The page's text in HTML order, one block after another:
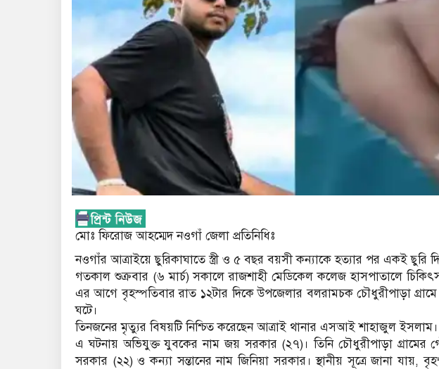
মোঃ ফিরোজ আহম্মেদ নওগাঁ জেলা প্রতিনিধিঃ
নওগাঁর আত্রাইয়ে ছুরিকাঘাতে স্ত্রী ও ৫ বছর বয়সী কন্যাকে হত্যার পর একই ছুরি
গতকাল শুক্রবার (৬ মার্চ) সকালে রাজশাহী মেডিকেল কলেজ হাসপাতালে
এর আগে বৃহস্পতিবার রাত ১২টার দিকে উপজেলার বলরামচক চৌধুরীপাড়া গ্রামে
ঘটে।
তিনজনের মৃত্যুর বিষয়টি নিশ্চিত করেছেন আত্রাই থানার এসআই শাহাজুল ইসলাম।
এ ঘটনায় অভিযুক্ত যুবকের নাম জয় সরকার (২৭)। তিনি চৌধুরীপাড়া গ্রামের
সরকার (২২) ও কন্যা সন্তানের নাম জিনিয়া সরকার। স্থানীয় সূত্রে জানা যায়,